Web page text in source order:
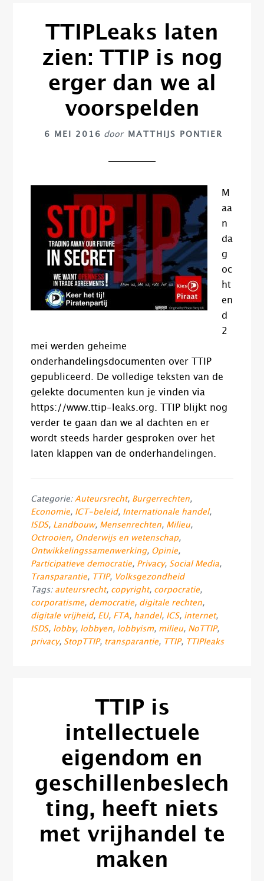
TTIPLeaks laten
zien: TTIP is nog
erger dan we al
voorspelden
6 MEI 2016 door MATTHIJS PONTIER
M
aa
n
da
g
oc
ht
en
d
2
mei werden geheime
onderhandelingsdocumenten over TTIP
gepubliceerd. De volledige teksten van de
gelekte documenten kun je vinden via
https://www.ttip-leaks.org. TTIP blijkt nog
verder te gaan dan we al dachten en er
wordt steeds harder gesproken over het
laten klappen van de onderhandelingen.
Categorie:Auteursrecht, Burgerrechten,
Economie, ICT-beleid, Internationale handel,
ISDS, Landbouw, Mensenrechten, Milieu,
Octrooien, Onderwijs en wetenschap,
Ontwikkelingssamenwerking, Opinie,
Participatieve democratie, Privacy,Social Media,
Transparantie, TTIP, Volksgezondheid
Tags: auteursrecht, copyright, corpocratie,
corporatisme, democratie, digitale rechten,
digitale vrijheid, EU, FTA, handel, ICS, internet,
ISDS, lobby, lobbyen, lobbyism, milieu, NoTTIP,
privacy,StopTTIP, transparantie, TTIP, TTIPleaks
TTIP is
intellectuele
eigendom en
geschillenbeslech
ting, heeft niets
met vrijhandel te
maken